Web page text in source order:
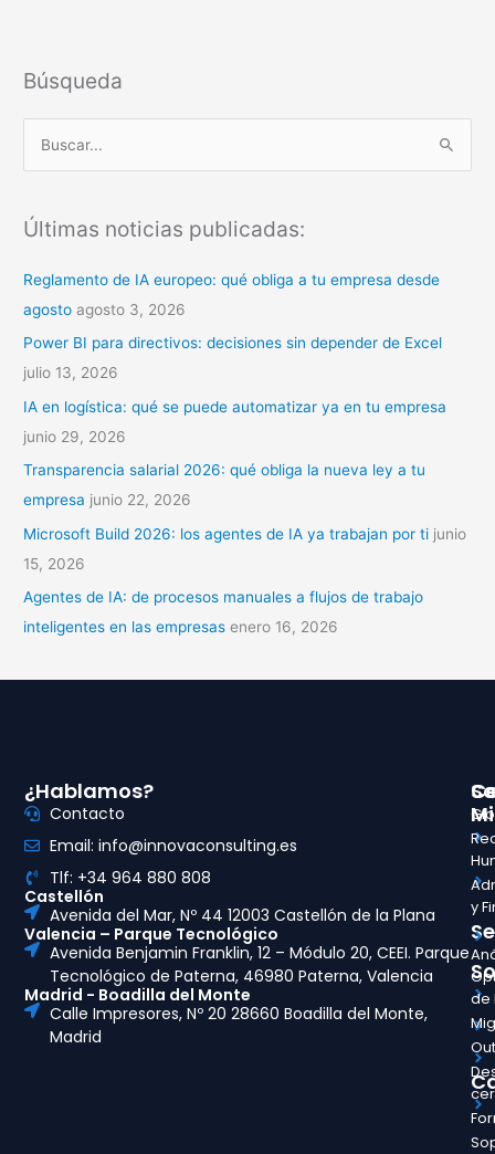
Búsqueda
c
r
:
Últimas noticias publicadas:
Reglamento de IA europeo: qué obliga a tu empresa desde
agosto agosto 3, 2026
Power BI para directivos: decisiones sin depender de Excel
julio 13, 2026
IA en logística: qué se puede automatizar ya en tu empresa
junio 29, 2026
Transparencia salarial 2026: qué obliga la nueva ley a tu
empresa junio 22, 2026
Microsoft Build 2026: los agentes de IA ya trabajan por ti junio
15, 2026
Agentes de IA: de procesos manuales a flujos de trabajo
inteligentes en las empresas enero 16, 2026
y
de
¿Hablamos?
Contacto
Email: info@innovaconsulting.es
Tlf: +34 964 880 808
Castellón
Avenida del Mar, Nº 44 12003 Castellón de la Plana
Valencia – Parque Tecnológico
Avenida Benjamin Franklin, 12 – Módulo 20, CEEI. Parque
Tecnológico de Paterna, 46980 Paterna, Valencia
Madrid - Boadilla del Monte
Calle Impresores, Nº 20 28660 Boadilla del Monte,
Madrid